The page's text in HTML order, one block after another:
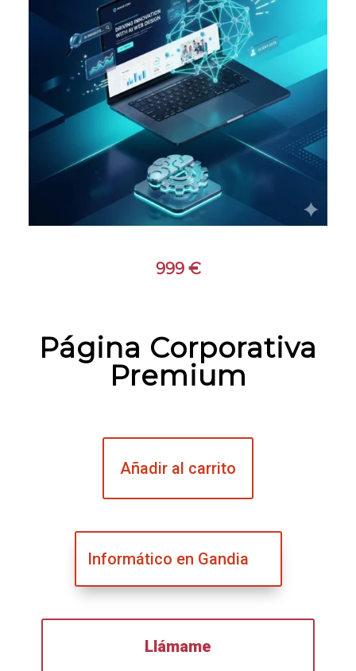
999 €
Página Corporativa
Premium
Añadir al carrito
Informático en Gandia
Llámame